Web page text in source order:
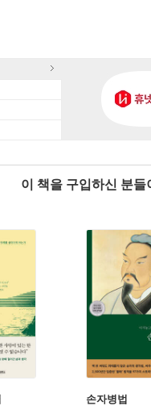
이 책을 구입하신 분
손자병법